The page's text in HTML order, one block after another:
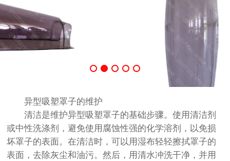
异型吸塑罩子的维护
清洁是维护异型吸塑罩子的基础步骤。使用清洁剂
或中性洗涤剂，避免使用腐蚀性强的化学溶剂，以免损
坏罩子的表面。在清洁时，可以用湿布轻轻擦拭罩子的
表面，去除灰尘和油污。然后，用清水冲洗干净，并用